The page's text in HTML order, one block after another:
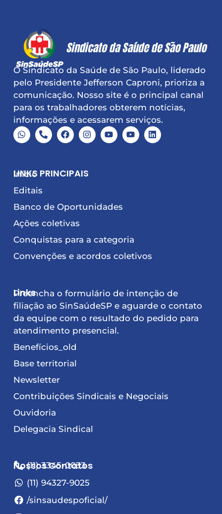
O Sindicato da Saúde de São Paulo, liderado
pelo Presidente Jefferson Caproni, prioriza a
comunicação. Nosso site é o principal canal
para os trabalhadores obterem notícias,
informações e acessarem serviços.
LINKS PRINCIPAIS
Início
Editais
Banco de Oportunidades
Ações coletivas
Conquistas para a categoria
Convenções e acordos coletivos
Links
Preencha o formulário de intenção de
filiação ao SinSaúdeSP e aguarde o contato
da equipe com o resultado do pedido para
atendimento presencial.
Benefícios_old
Base territorial
Newsletter
Contribuições Sindicais e Negociais
Ouvidoria
Delegacia Sindical
Nossos Contatos
(11) 3345-0033
(11) 94327-9025
/sinsaudespoficial/